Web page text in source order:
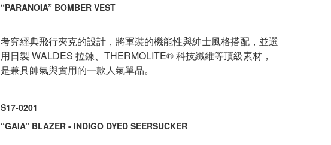
“PARANOIA” BOMBER VEST
考究經典飛行夾克的設計，將軍裝的機能性與紳士風格搭配，並選
用日製 WALDES 拉鍊、THERMOLITE® 科技纖維等頂級素材，
是兼具帥氣與實用的一款人氣單品。
S17-0201
“GAIA” BLAZER - INDIGO DYED SEERSUCKER